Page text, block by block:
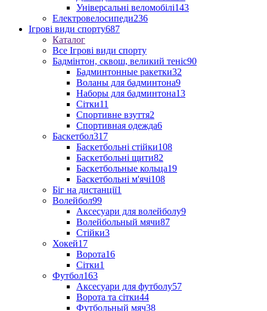
Універсальні веломобілі143
Електровелосипеди236
Ігрові види спорту687
Каталог
Все Ігрові види спорту
Бадмінтон, сквош, великий теніс90
Бадминтонные ракетки32
Воланы для бадминтона9
Наборы для бадминтона13
Сітки11
Спортивне взуття2
Спортивная одежда6
Баскетбол317
Баскетбольні стійки108
Баскетбольні щити82
Баскетбольные кольца19
Баскетбольні м'ячі108
Біг на дистанції1
Волейбол99
Аксесуари для волейболу9
Волейбольный мячи87
Стійки3
Хокей17
Ворота16
Сітки1
Футбол163
Аксесуари для футболу57
Ворота та сітки44
Футбольный мяч38